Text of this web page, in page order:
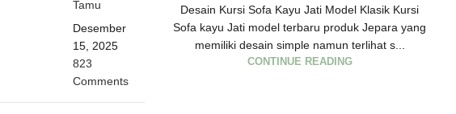
Tamu
Desember
15, 2025
823
Comments
Desain Kursi Sofa Kayu Jati Model Klasik Kursi
Sofa kayu Jati model terbaru produk Jepara yang
memiliki desain simple namun terlihat s...
CONTINUE READING